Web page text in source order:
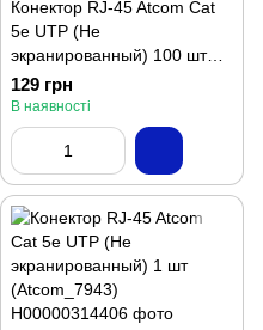
Конектор RJ-45 Atcom Cat
5e UTP (Не
экранированный) 100 шт
(Atcom_3796)
129 грн
В наявності